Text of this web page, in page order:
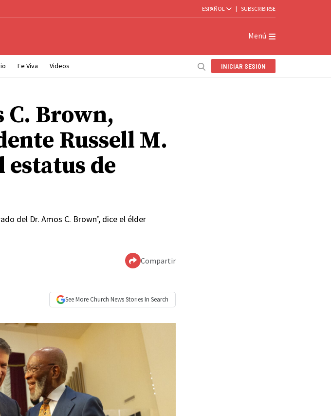
ESPAÑOL | SUBSCRIBIRSE
Menú
Fe Viva Videos INICIAR SESIÓN
C. Brown,
Russell M.
estatus de
del Dr. Amos C. Brown’, dice el élder
Compartir
See More Church NewsStories In Search